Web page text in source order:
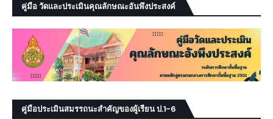
คู่มือ วัดและประเมินคุณลักษณะอันพึงประสงค์
คู่มือประเมินสมรรถนะสำคัญของผู้เรียน ป.1-6